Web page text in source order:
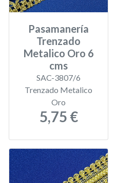
Pasamanería
Trenzado
Metalico Oro 6
cms
SAC-3807/6
Trenzado Metalico
Oro
5,75 €